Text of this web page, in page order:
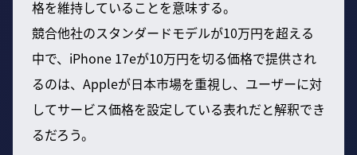
格を維持していることを意味する。
競合他社のスタンダードモデルが10万円を超える
中で、iPhone 17eが10万円を切る価格で提供され
るのは、Appleが日本市場を重視し、ユーザーに対
してサービス価格を設定している表れだと解釈でき
るだろう。